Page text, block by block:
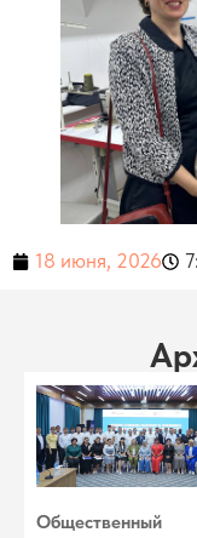
18 июня, 2026
Общественный